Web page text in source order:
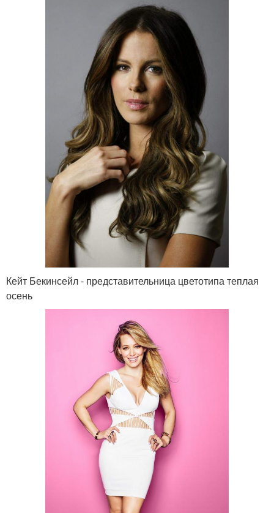
Кейт Бекинсейл - представительница цветотипа теплая
осень